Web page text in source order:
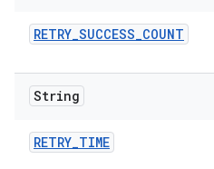
RETRY_SUCCESS_COUNT
String
RETRY_TIME